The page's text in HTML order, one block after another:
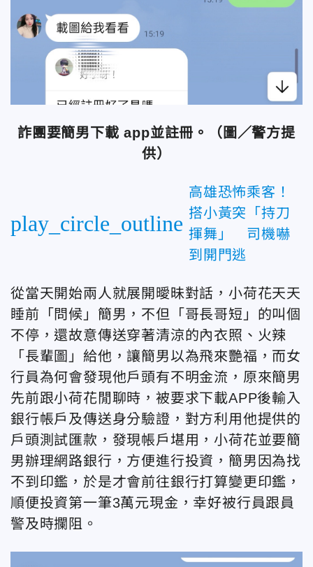
詐團要簡男下載 app並註冊。（圖／警方提
供）
play_circle_outline
高雄恐怖乘客！
搭小黃突「持刀
揮舞」 司機嚇
到開門逃
從當天開始兩人就展開曖昧對話，小荷花天天
睡前「問候」簡男，不但「哥長哥短」的叫個
不停，還故意傳送穿著清涼的內衣照、火辣
「長輩圖」給他，讓簡男以為飛來艷福，而女
行員為何會發現他戶頭有不明金流，原來簡男
先前跟小荷花閒聊時，被要求下載APP後輸入
銀行帳戶及傳送身分驗證，對方利用他提供的
戶頭測試匯款，發現帳戶堪用，小荷花並要簡
男辦理網路銀行，方便進行投資，簡男因為找
不到印鑑，於是才會前往銀行打算變更印鑑，
順便投資第一筆3萬元現金，幸好被行員跟員
警及時攔阻。